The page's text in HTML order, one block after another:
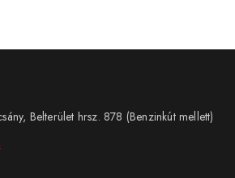
Belterület hrsz. 878 (Benzinkút mellett)